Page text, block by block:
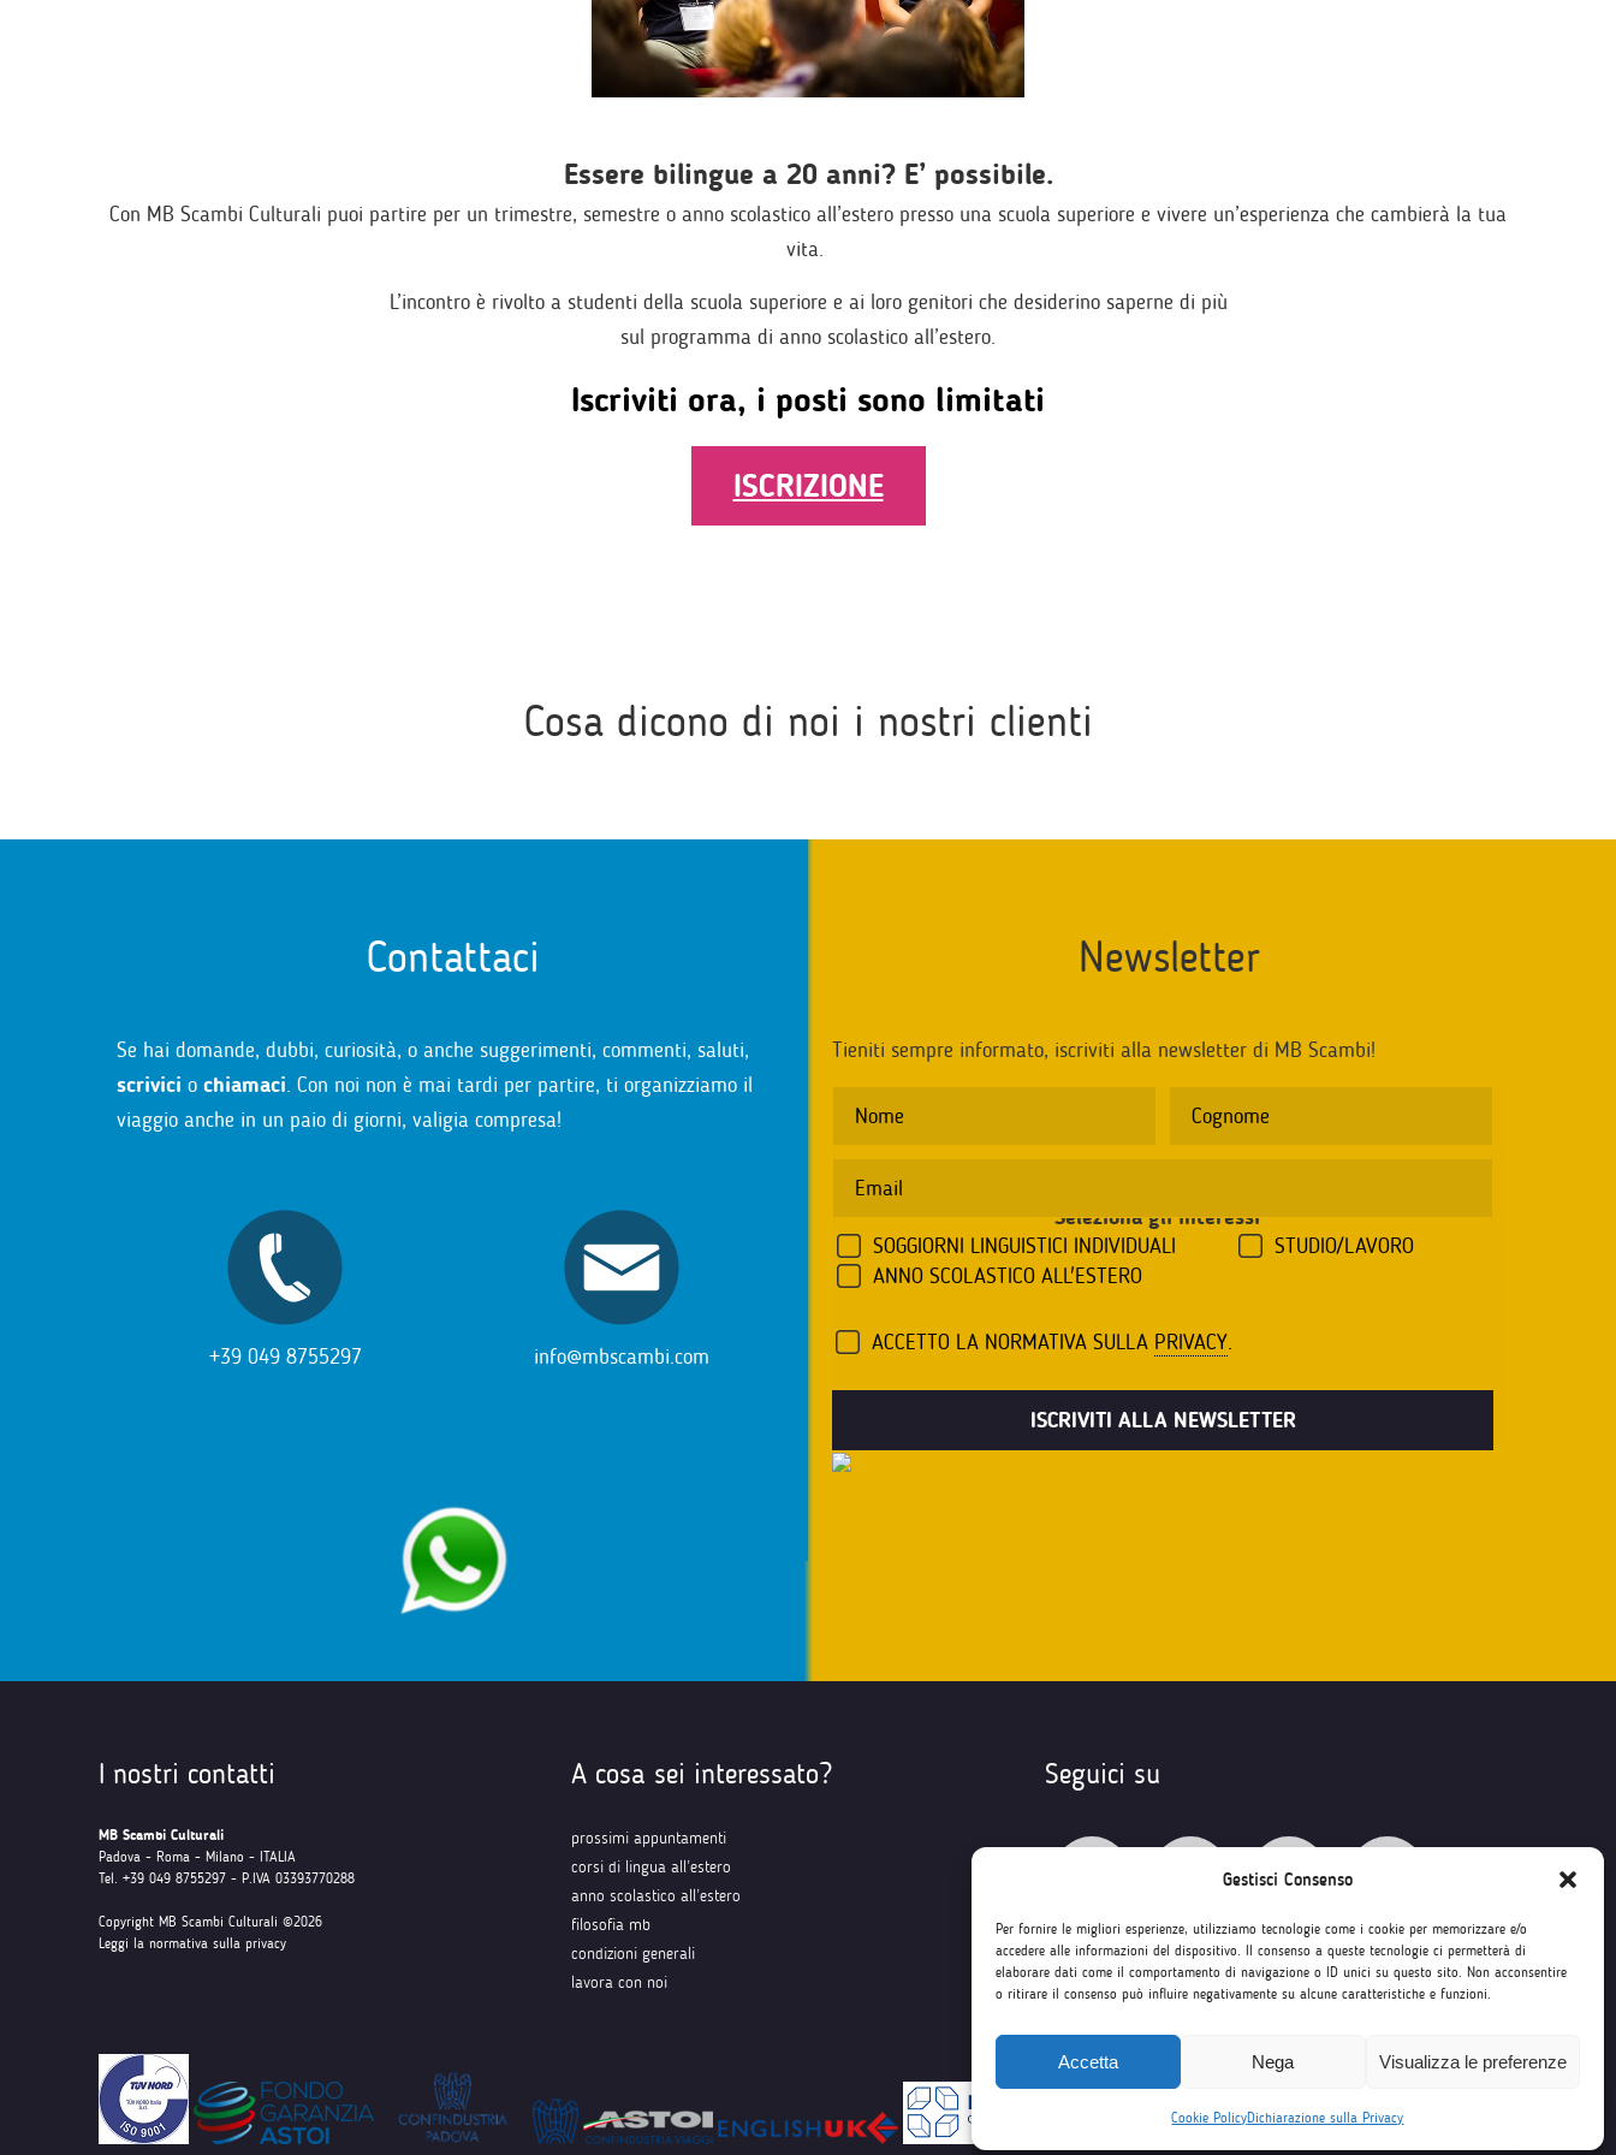
Gestisci Consenso
Per fornire le migliori esperienze, utilizziamo tecnologie come i cookie per memorizzare e/o
accedere alle informazioni del dispositivo. Il consenso a queste tecnologie ci permetterà di
elaborare dati come il comportamento di navigazione o ID unici su questo sito. Non acconsentire
o ritirare il consenso può influire negativamente su alcune caratteristiche e funzioni.
Accetta Nega Visualizza le preferenze
Cookie PolicyDichiarazione sulla Privacy
Essere bilingue a 20 anni? E’ possibile.
Con MB Scambi Culturali puoi partire per un trimestre, semestre o anno scolastico all’estero presso una scuola superiore e vivere un’esperienza che cambierà la tua
vita.
L’incontro è rivolto a studenti della scuola superiore e ai loro genitori che desiderino saperne di più
sul programma di anno scolastico all’estero.
Iscriviti ora, i posti sono limitati
ISCRIZIONE
Cosa dicono di noi i nostri clienti
Contattaci
Se hai domande, dubbi, curiosità, o anche suggerimenti, commenti, saluti,
scrivici o chiamaci. Con noi non è mai tardi per partire, ti organizziamo il
viaggio anche in un paio di giorni, valigia compresa!
+39 049 8755297 info@mbscambi.com
Newsletter
Tieniti sempre informato, iscriviti alla newsletter di MB Scambi!
Seleziona gli interessi
SOGGIORNI LINGUISTICI INDIVIDUALI
STUDIO/LAVORO
ANNO SCOLASTICO ALL'ESTERO
ACCETTO LA NORMATIVA SULLA PRIVACY.
I nostri contatti
MB Scambi Culturali
Padova - Roma - Milano - ITALIA
Tel. +39 049 8755297 - P.IVA 03393770288
Copyright MB Scambi Culturali ©2026
Leggi la normativa sulla privacy
A cosa sei interessato?
prossimi appuntamenti
corsi di lingua all’estero
anno scolastico all’estero
filosofia mb
condizioni generali
lavora con noi
Seguici su